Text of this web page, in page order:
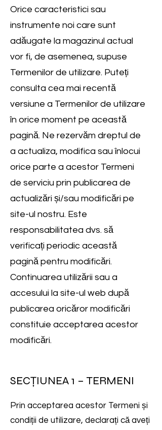
Orice caracteristici sau
instrumente noi care sunt
adăugate la magazinul actual
vor fi, de asemenea, supuse
Termenilor de utilizare. Puteți
consulta cea mai recentă
versiune a Termenilor de utilizare
în orice moment pe această
pagină. Ne rezervăm dreptul de
a actualiza, modifica sau înlocui
orice parte a acestor Termeni
de serviciu prin publicarea de
actualizări și/sau modificări pe
site-ul nostru. Este
responsabilitatea dvs. să
verificați periodic această
pagină pentru modificări.
Continuarea utilizării sau a
accesului la site-ul web după
publicarea oricăror modificări
constituie acceptarea acestor
modificări.
SECȚIUNEA 1 – TERMENI
Prin acceptarea acestor Termeni și
condiții de utilizare, declarați că aveți